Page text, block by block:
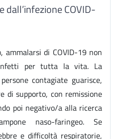
dall’infezione COVID-
ammalarsi di COVID-19 non
per tutta la vita. La
contagiate guarisce,
di supporto, con remissione
poi negativo/a alla ricerca
naso-faringeo. Se
e difficoltà respiratorie,